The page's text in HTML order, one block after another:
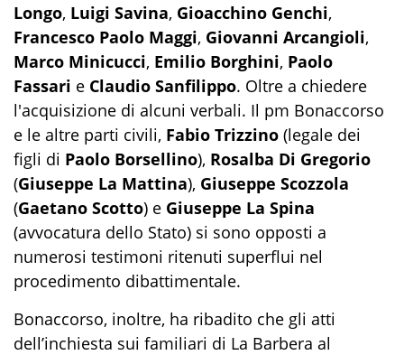
Longo, Luigi Savina, Gioacchino Genchi,
Francesco Paolo Maggi, Giovanni Arcangioli,
Marco Minicucci, Emilio Borghini, Paolo
Fassari e Claudio Sanfilippo. Oltre a chiedere
l'acquisizione di alcuni verbali. Il pm Bonaccorso
e le altre parti civili, Fabio Trizzino (legale dei
figli di Paolo Borsellino), Rosalba Di Gregorio
(Giuseppe La Mattina), Giuseppe Scozzola
(Gaetano Scotto) e Giuseppe La Spina
(avvocatura dello Stato) si sono opposti a
numerosi testimoni ritenuti superflui nel
procedimento dibattimentale.
Bonaccorso, inoltre, ha ribadito che gli atti
dell’inchiesta sui familiari di La Barbera al